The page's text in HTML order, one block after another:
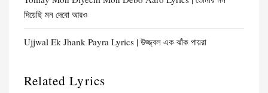
দিয়েছি মন দেবো আরও
Ujjwal Ek Jhank Payra Lyrics | উজ্জ্বল এক ঝাঁক পায়রা
Related Lyrics